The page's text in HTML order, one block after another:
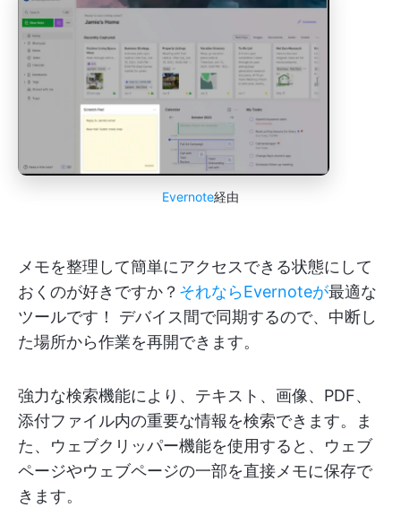
Evernote経由
メモを整理して簡単にアクセスできる状態にして
おくのが好きですか？ それならEvernoteが最適な
ツールです！ デバイス間で同期するので、中断し
た場所から作業を再開できます。
強力な検索機能により、テキスト、画像、PDF、
添付ファイル内の重要な情報を検索できます。ま
た、ウェブクリッパー機能を使用すると、ウェブ
ページやウェブページの一部を直接メモに保存で
きます。